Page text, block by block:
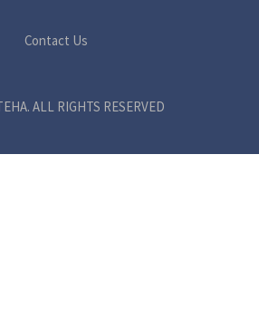
Contact Us
ALL RIGHTS RESERVED